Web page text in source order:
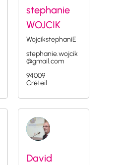
stephanie
WOJCIK
WojcikstephaniE
stephanie.wojcik
@gmail.com
94009
Créteil
David